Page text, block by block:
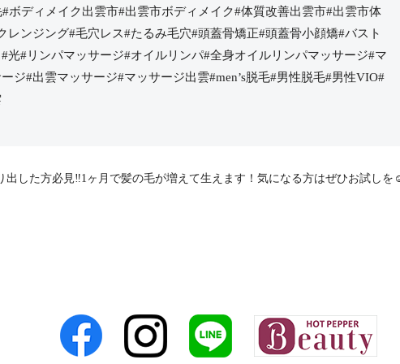
ボディメイク出雲市#出雲市ボディメイク#体質改善出雲市#出雲市体
レンジング#毛穴レス#たるみ毛穴#頭蓋骨矯正#頭蓋骨小顔矯#バスト
#リンパマッサージ#オイルリンパ#全身オイルリンパマッサージ#マ
ジ#出雲マッサージ#マッサージ出雲#men’s脱毛#男性脱毛#男性VIO#
出した方必見‼️1ヶ月で髪の毛が増えて生えます！気になる方はぜひお試し